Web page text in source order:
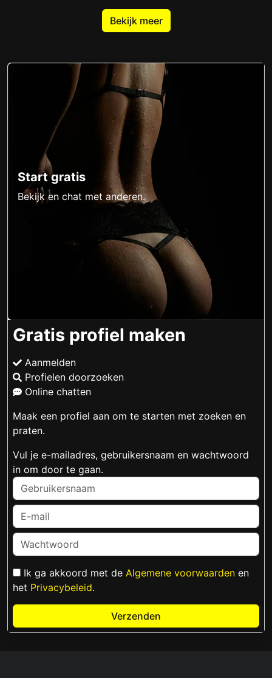
Bekijk meer
Start gratis
Bekijk en chat met anderen.
Gratis profiel maken
Aanmelden
Profielen doorzoeken
Online chatten
Maak een profiel aan om te starten met zoeken en
praten.
Vul je e-mailadres, gebruikersnaam en wachtwoord
in om door te gaan.
Ik ga akkoord met de Algemene voorwaarden en
het Privacybeleid.
Verzenden